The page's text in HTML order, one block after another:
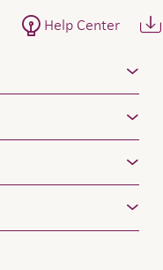
Help Center